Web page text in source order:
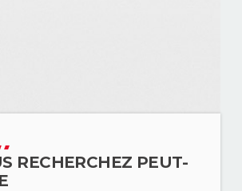
RECHERCHEZ PEUT-